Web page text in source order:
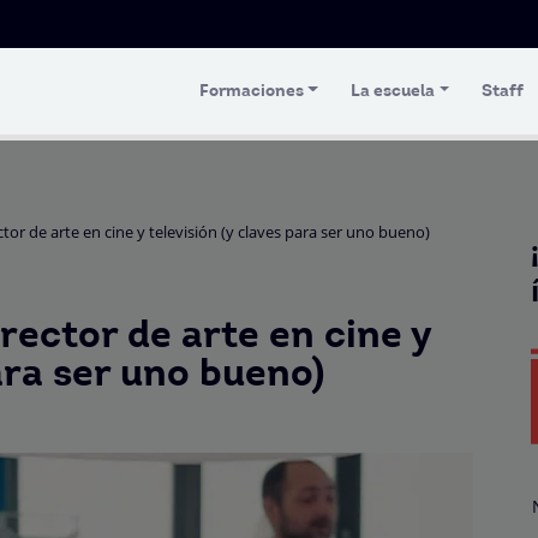
Formaciones La escuela Staff
de arte en cine y televisión (y claves para ser uno bueno)
de arte en cine y
ser uno bueno)